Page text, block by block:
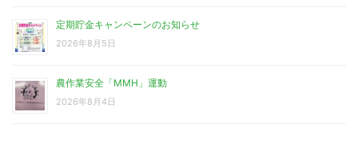
定期貯金キャンペーンのお知らせ
2026年8月5日
農作業安全「MMH」運動
2026年8月4日